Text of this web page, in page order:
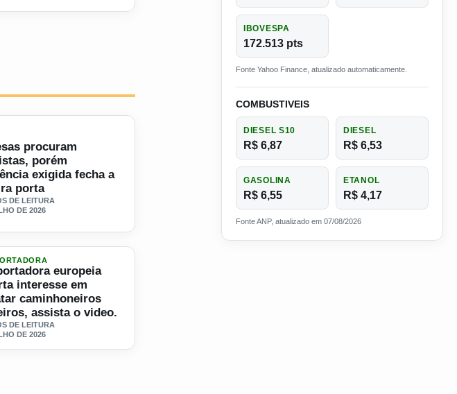
outras sofrem com a falta de motoristas
motoristas, porém experiência exigida fecha a primeira porta
procuram
porém
exigida fecha a
porta
DE LEITURA
DE 2026
desperta interesse em contratar caminhoneiros brasileiros, assista o video.
europeia
interesse em
caminhoneiros
assista o video.
DE LEITURA
DE 2026
IBOVESPA
172.513 pts
Fonte Yahoo Finance, atualizado automaticamente.
COMBUSTIVEIS
DIESEL S10
R$ 6,87
DIESEL
R$ 6,53
GASOLINA
R$ 6,55
ETANOL
R$ 4,17
Fonte ANP, atualizado em 07/08/2026